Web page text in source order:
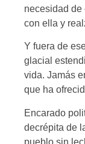
necesidad de
con ella y
Y fuera de
glacial
vida. Jamás
que ha
Encarado
decrépita de
pueblo sin